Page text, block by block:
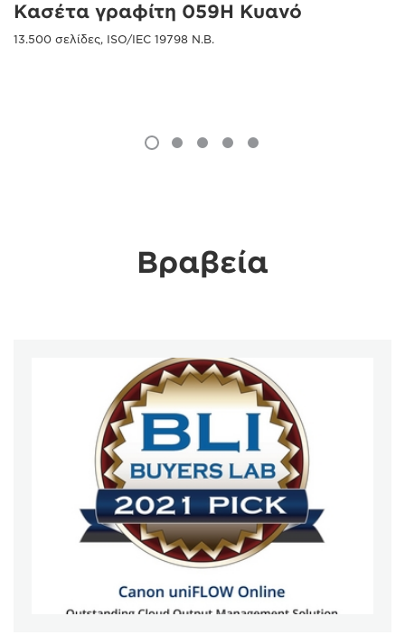
Κασέτα γραφίτη 059H Κυανό
13.500 σελίδες, ISO/IEC 19798 N.B.
Βραβεία